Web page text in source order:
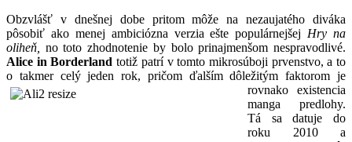
Obzvlášť v dnešnej dobe pritom môže na nezaujatého diváka
pôsobiť ako menej ambiciózna verzia ešte populárnejšej Hry na
oliheň,
no toto zhodnotenie by bolo prinajmenšom nespravodlivé.
Alice in Borderland totiž patrí v tomto mikrosúboji prvenstvo, a to
o takmer celý jeden rok, pričom ďalším dôležitým faktorom je
rovnako existencia
manga predlohy.
Tá sa datuje do
roku 2010 a